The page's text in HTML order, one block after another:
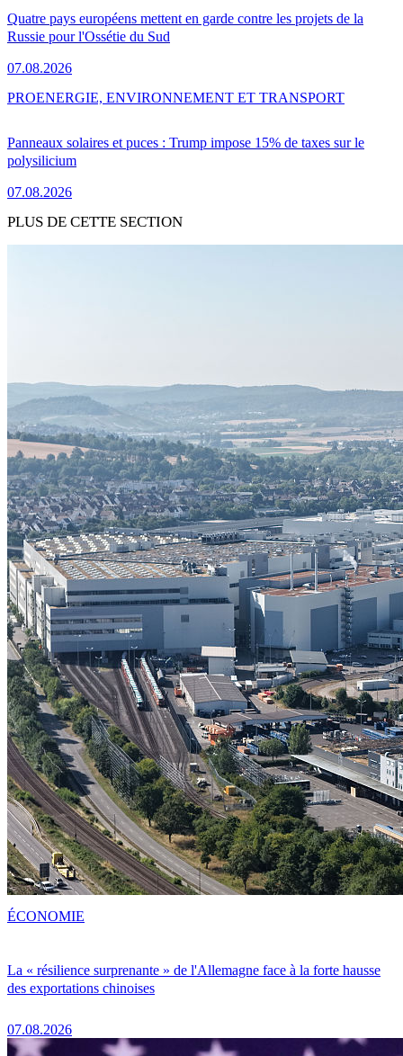
Quatre pays européens mettent en garde contre les projets de la
Russie pour l'Ossétie du Sud
07.08.2026
Panneaux solaires et puces : Trump impose 15% de taxes sur le
polysilicium
07.08.2026
PROENERGIE, ENVIRONNEMENT ET TRANSPORT
PLUS DE CETTE SECTION
La « résilience surprenante » de l'Allemagne face à la forte hausse
des exportations chinoises
07.08.2026
ÉCONOMIE